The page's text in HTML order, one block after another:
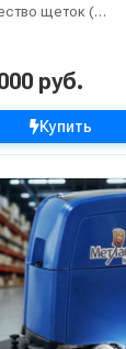
Количество щеток (шт)
руб.
Купить